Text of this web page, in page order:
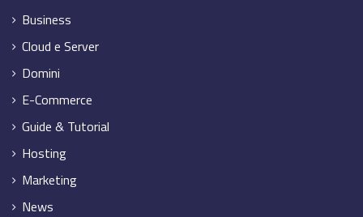
Business
Cloud e Server
Domini
E-Commerce
Guide & Tutorial
Hosting
Marketing
News